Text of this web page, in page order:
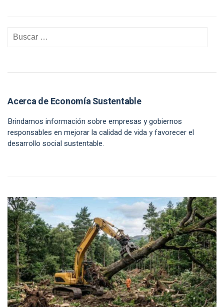
Acerca de Economía Sustentable
Brindamos información sobre empresas y gobiernos
responsables en mejorar la calidad de vida y favorecer el
desarrollo social sustentable.